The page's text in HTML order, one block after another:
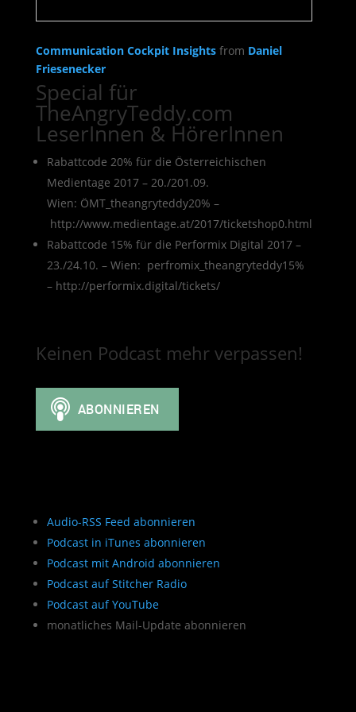
Communication Cockpit Insights from Daniel
Friesenecker
Special für
TheAngryTeddy.com
LeserInnen & HörerInnen
Rabattcode 20% für die Österreichischen
Medientage 2017 – 20./201.09.
Wien: ÖMT_theangryteddy20% –
http://www.medientage.at/2017/ticketshop0.html
Rabattcode 15% für die Performix Digital 2017 –
23./24.10. – Wien: perfromix_theangryteddy15%
– http://performix.digital/tickets/
Keinen Podcast mehr verpassen!
Audio-RSS Feed abonnieren
Podcast in iTunes abonnieren
Podcast mit Android abonnieren
Podcast auf Stitcher Radio
Podcast auf YouTube
monatliches Mail-Update abonnieren